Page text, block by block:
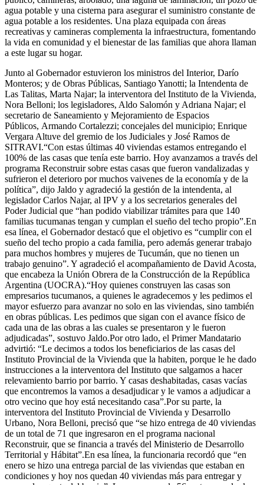
agua potable y una cisterna para asegurar el suministro constante de
agua potable a los residentes. Una plaza equipada con áreas
recreativas y camineras complementa la infraestructura, fomentando
la vida en comunidad y el bienestar de las familias que ahora llaman
a este lugar su hogar.
Junto al Gobernador estuvieron los ministros del Interior, Darío
Monteros; y de Obras Públicas, Santiago Yanotti; la Intendenta de
Las Talitas, Marta Najar; la interventora del Instituto de la Vivienda,
Nora Belloni; los legisladores, Aldo Salomón y Adriana Najar; el
secretario de Saneamiento y Mejoramiento de Espacios
Públicos, Armando Cortalezzi; concejales del municipio; Enrique
Vergara Altuve del gremio de los Judiciales y José Ramos de
SITRAVI.“Con estas últimas 40 viviendas estamos entregando el
100% de las casas que tenía este barrio. Hoy avanzamos a través del
programa Reconstruir sobre estas casas que fueron vandalizadas y
sufrieron el deterioro por muchos vaivenes de la economía y de la
política”, dijo Jaldo y agradeció la gestión de la intendenta, al
legislador Carlos Najar, al IPV y a los secretarios generales del
Poder Judicial que “han podido viabilizar trámites para que 140
familias tucumanas tengan y cumplan el sueño del techo propio”.En
esa línea, el Gobernador destacó que el objetivo es “cumplir con el
sueño del techo propio a cada familia, pero además generar trabajo
para muchos hombres y mujeres de Tucumán, que no tienen un
trabajo genuino”. Y agradeció el acompañamiento de David Acosta,
que encabeza la Unión Obrera de la Construcción de la República
Argentina (UOCRA).“Hoy quienes construyen las casas son
empresarios tucumanos, a quienes le agradecemos y les pedimos el
mayor esfuerzo para avanzar no solo en las viviendas, sino también
en obras públicas. Les pedimos que sigan con el avance físico de
cada una de las obras a las cuales se presentaron y le fueron
adjudicadas”, sostuvo Jaldo.Por otro lado, el Primer Mandatario
advirtió: “Le decimos a todos los beneficiarios de las casas del
Instituto Provincial de la Vivienda que la habiten, porque le he dado
instrucciones a la interventora del Instituto que salgamos a hacer
relevamiento barrio por barrio. Y casas deshabitadas, casas vacías
que encontremos la vamos a desadjudicar y le vamos a adjudicar a
otro vecino que hoy está necesitando casa”.Por su parte, la
interventora del Instituto Provincial de Vivienda y Desarrollo
Urbano, Nora Belloni, precisó que “se hizo entrega de 40 viviendas
de un total de 71 que ingresaron en el programa nacional
Reconstruir, que se financia a través del Ministerio de Desarrollo
Territorial y Hábitat”.En esa línea, la funcionaria recordó que “en
enero se hizo una entrega parcial de las viviendas que estaban en
condiciones y hoy nos quedan 40 viviendas más para entregar y